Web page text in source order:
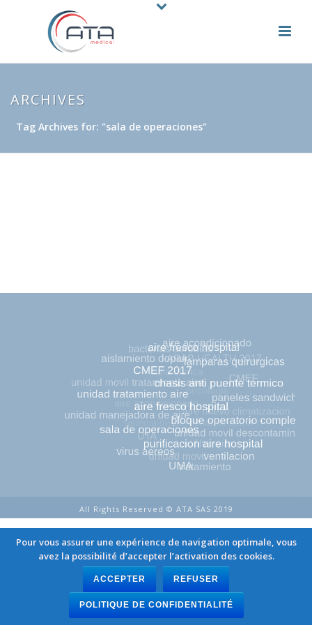
ARCHIVES
Tag Archives for: "sala de operaciones"
All Rights Reserved © ATA SAS 2019
Pour vous assurer une expérience de navigation optimale, vous
avez la possibilité d’accepter l’activation des cookies.
ACCEPTER REFUSER
POLITIQUE DE CONFIDENTIALITÉ